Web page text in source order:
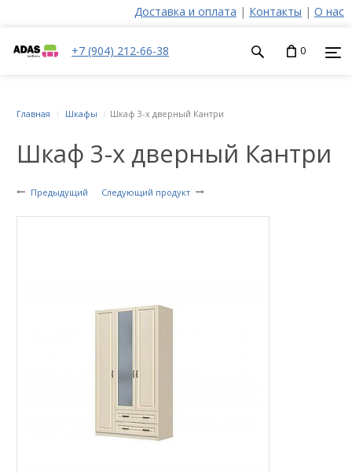
Доставка и оплата | Контакты | О нас
+7 (904) 212-66-38 0
Шкаф 3-х дверный Кантри
Предыдущий Следующий продукт
Главная Шкафы Шкаф 3-х дверный Кантри